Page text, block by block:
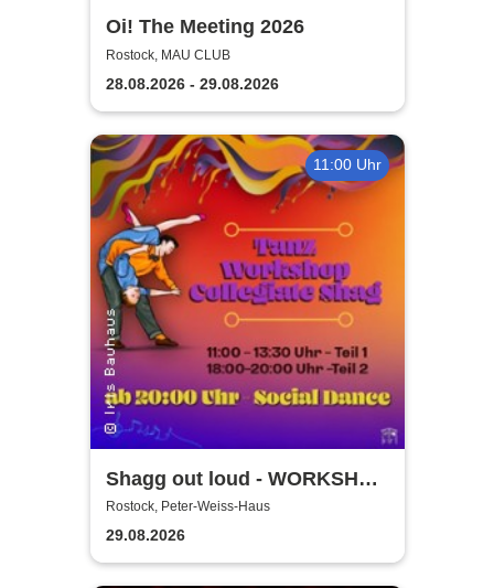
Oi! The Meeting 2026
Rostock, MAU CLUB
28.08.2026 - 29.08.2026
11:00 Uhr
Shagg out loud - WORKSHOP
+ Social Dance | Peter Weiss
Haus Rostock
Rostock, Peter-Weiss-Haus
29.08.2026